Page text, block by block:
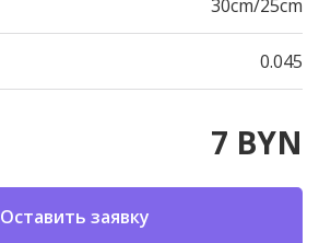
30cm/25cm
0.045
7 BYN
Оставить заявку